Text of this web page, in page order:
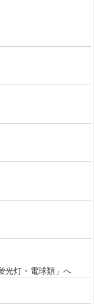
光灯・電球類」へ